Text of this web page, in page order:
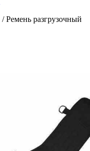
/Ремень разгрузочный